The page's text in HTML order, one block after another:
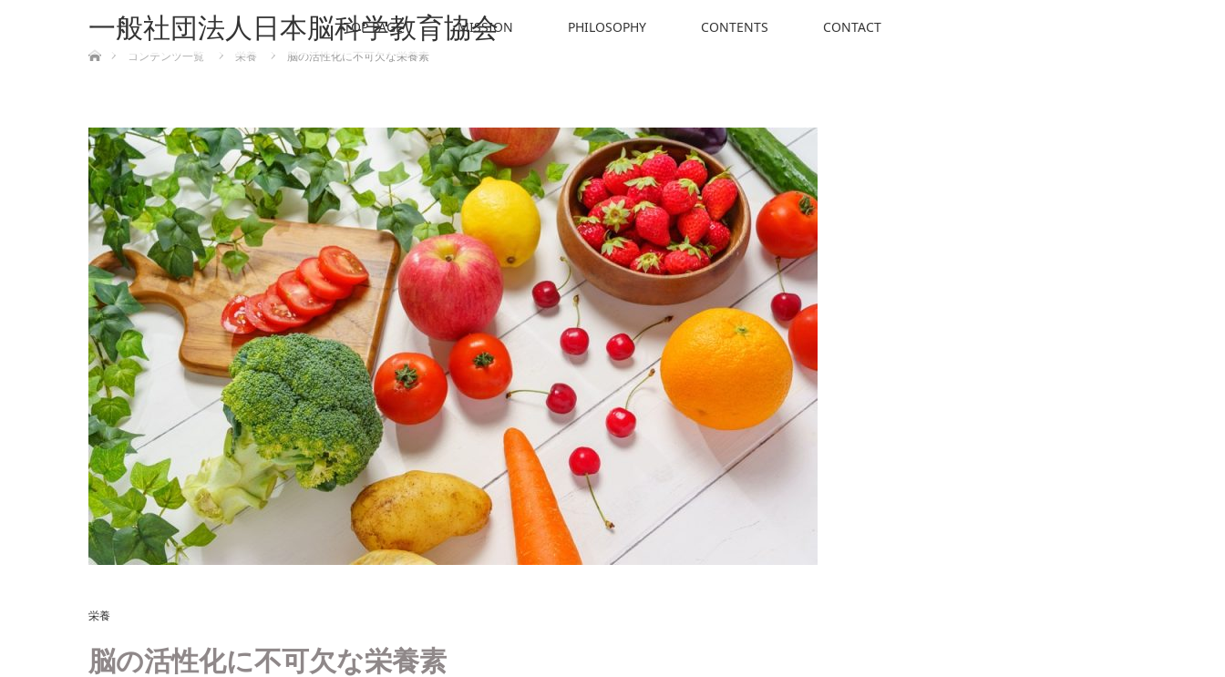
一般社団法人日本脳科学教育協会
TOP PAGE MISSION PHILOSOPHY CONTENTS CONTACT
ホーム
コンテンツ一覧
栄養 脳の活性化に不可欠な栄養素
栄養
脳の活性化に不可欠な栄養素